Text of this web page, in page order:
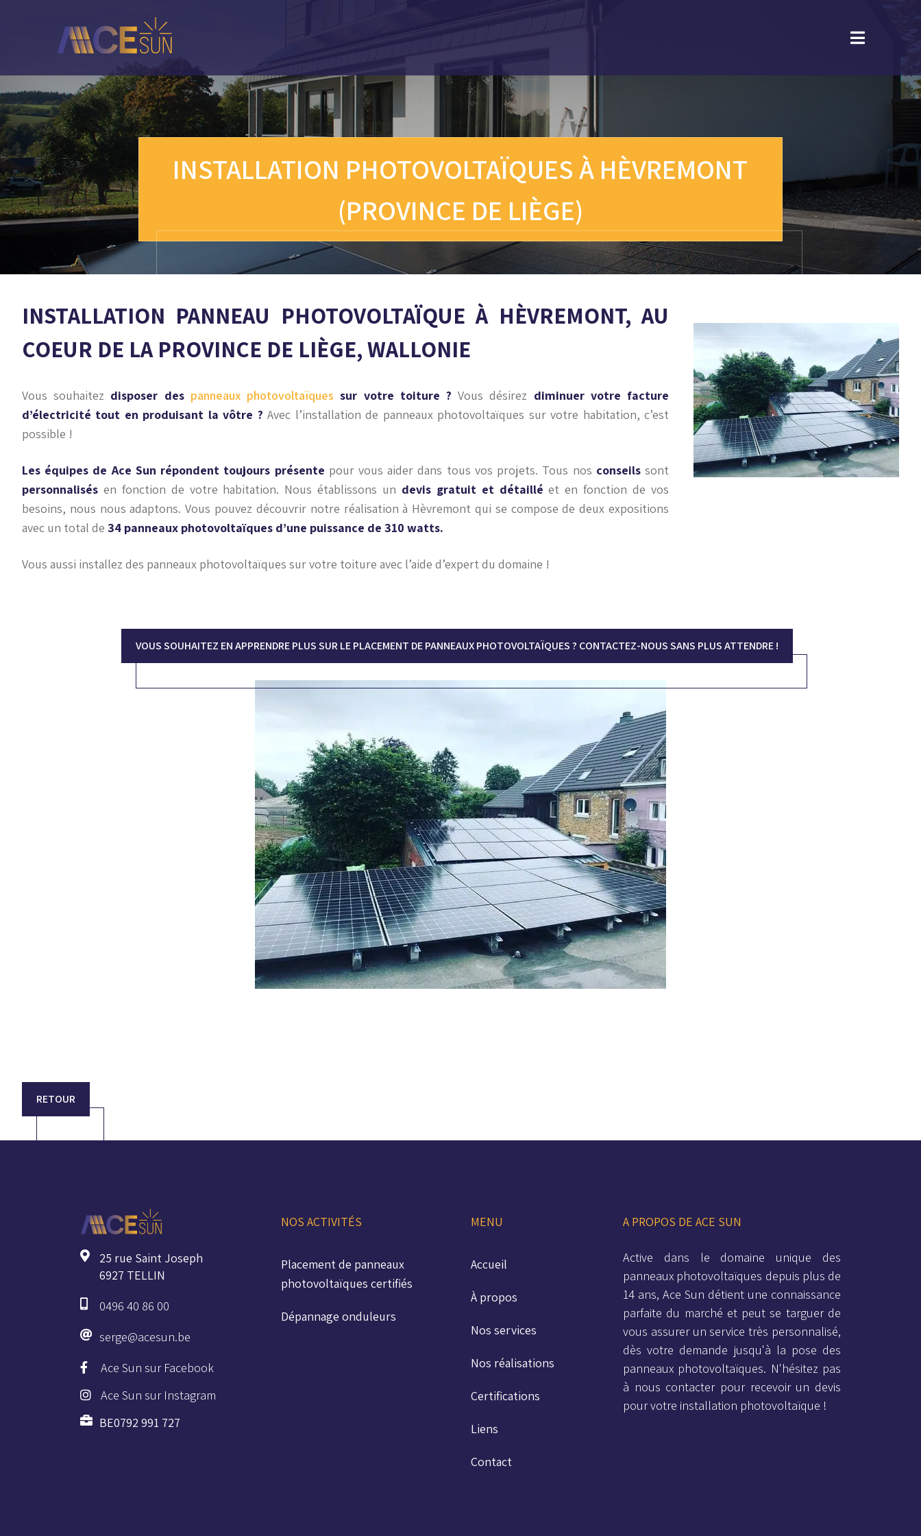
INSTALLATION PHOTOVOLTAÏQUES À HÈVREMONT
(PROVINCE DE LIÈGE)
l'accueil
INSTALLATION PANNEAU PHOTOVOLTAÏQUE À HÈVREMONT, AU
COEUR DE LA PROVINCE DE LIÈGE, WALLONIE
Vous souhaitez disposer des panneaux photovoltaïques sur votre toiture ? Vous désirez diminuer votre facture
d’électricité tout en produisant la vôtre ? Avec l’installation de panneaux photovoltaïques sur votre habitation, c’est
possible !
Les équipes de Ace Sun répondent toujours présente pour vous aider dans tous vos projets. Tous nos conseilssont
personnalisés en fonction de votre habitation. Nous établissons un devis gratuit et détaillé et en fonction de vos
besoins, nous nous adaptons. Vous pouvez découvrir notre réalisation à Hèvremont qui se compose de deux expositions
avec un total de 34 panneaux photovoltaïques d’une puissance de 310 watts.
Vous aussi installez des panneaux photovoltaïques sur votre toiture avec l’aide d’expert du domaine !
VOUS SOUHAITEZ EN APPRENDRE PLUS SUR LE PLACEMENT DE PANNEAUX PHOTOVOLTAÏQUES ? CONTACTEZ-NOUS SANS PLUS ATTENDRE !
RETOUR
25 rue Saint Joseph
6927 TELLIN
0496 40 86 00
serge@acesun.be
Ace Sun sur Facebook
Ace Sun sur Instagram
BE0792 991 727
NOS ACTIVITÉS
Placement de panneaux
photovoltaïques certifiés
Dépannage onduleurs
MENU
Accueil
À propos
Nos services
Nos réalisations
Certifications
Liens
Contact
A PROPOS DE ACE SUN
Active dans le domaine unique des
panneaux photovoltaïques depuis plus de
14 ans, Ace Sun détient une connaissance
parfaite du marché et peut se targuer de
vous assurer un service très personnalisé,
dès votre demande jusqu'à la pose des
panneaux photovoltaïques. N'hésitez pas
à nous contacter pour recevoir un devis
pour votre installation photovoltaïque !